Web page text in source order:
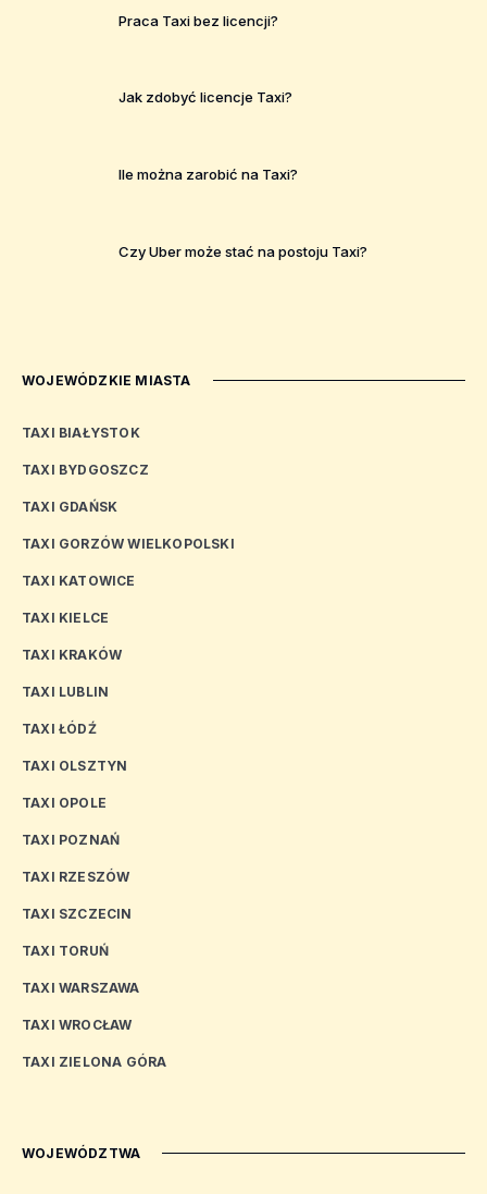
Praca Taxi bez licencji?
Jak zdobyć licencje Taxi?
Ile można zarobić na Taxi?
Czy Uber może stać na postoju Taxi?
WOJEWÓDZKIE MIASTA
TAXI BIAŁYSTOK
TAXI BYDGOSZCZ
TAXI GDAŃSK
TAXI GORZÓW WIELKOPOLSKI
TAXI KATOWICE
TAXI KIELCE
TAXI KRAKÓW
TAXI LUBLIN
TAXI ŁÓDŹ
TAXI OLSZTYN
TAXI OPOLE
TAXI POZNAŃ
TAXI RZESZÓW
TAXI SZCZECIN
TAXI TORUŃ
TAXI WARSZAWA
TAXI WROCŁAW
TAXI ZIELONA GÓRA
WOJEWÓDZTWA